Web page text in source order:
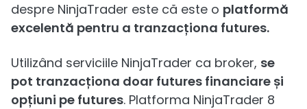
despre NinjaTrader este că este o platformă
excelentă pentru a tranzacționa futures.
Utilizând serviciile NinjaTrader ca broker, se
pot tranzacționa doar futures financiare și
opțiuni pe futures. Platforma NinjaTrader 8